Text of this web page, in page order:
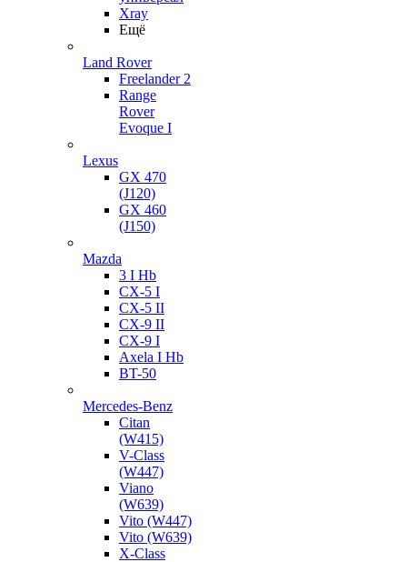
Xray
Ещё
Land Rover
Freelander 2
Range
Rover
Evoque I
Lexus
GX 470
(J120)
GX 460
(J150)
Mazda
3 I Hb
CX-5 I
CX-5 II
CX-9 II
CX-9 I
Axela I Hb
BT-50
Mercedes-Benz
Citan
(W415)
V-Class
(W447)
Viano
(W639)
Vito (W447)
Vito (W639)
X-Class